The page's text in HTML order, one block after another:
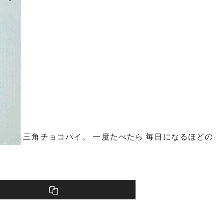
三角チョコパイ。 一度たべたら 毎日になるほどの